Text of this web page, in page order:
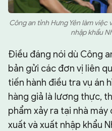
Công an tỉnh Hưng Yên làm việc
nhập khẩu
Điều đáng nói dù Công
bản gửi các đơn vị liên
tiến hành điều tra vụ án
hàng giả là lương thực,
phẩm xảy ra tại nhà máy
xuất và xuất nhập khẩu